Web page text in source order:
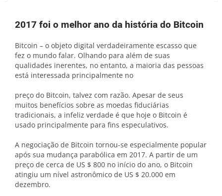
vietnamese
2017 foi o melhor ano da história do Bitcoin
Bitcoin – o objeto digital verdadeiramente escasso que
fez o mundo falar. Olhando para além de suas
qualidades inerentes, no entanto, a maioria das pessoas
está interessada principalmente no
preço do Bitcoin, talvez com razão. Apesar de seus
muitos benefícios sobre as moedas fiduciárias
tradicionais, a infeliz verdade é que hoje o Bitcoin é
usado principalmente para fins especulativos.
A negociação de Bitcoin tornou-se especialmente popular
após sua mudança parabólica em 2017. A partir de um
preço de cerca de US $ 800 no início do ano, o Bitcoin
atingiu um nível astronômico de US $ 20.000 em
dezembro.